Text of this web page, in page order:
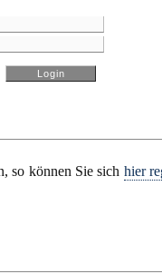
so können Sie sich hier